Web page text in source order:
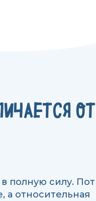
ОТ
полную силу. Пот
а относительная